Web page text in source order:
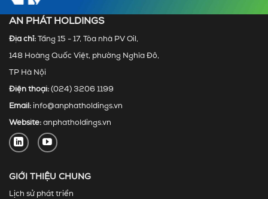
AN PHÁT HOLDINGS
Địa chỉ: Tầng 15 - 17, Tòa nhà PV Oil,
148 Hoàng Quốc Việt, phường Nghĩa Đô,
TP Hà Nội
Điện thoại: (024) 3206 1199
Email: info@anphatholdings.vn
Website: anphatholdings.vn
GIỚI THIỆU CHUNG
Lịch sử phát triển